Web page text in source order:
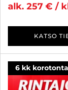
alk. 257 € /
KATSO
6 kk